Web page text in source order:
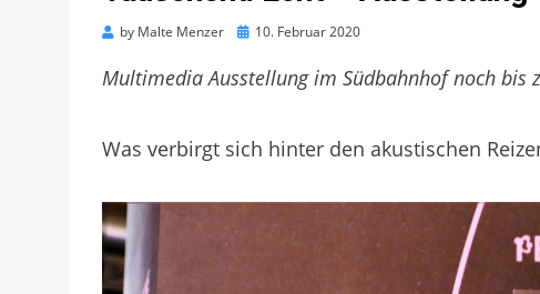
by Malte Menzer
Posted10. Februar 2020
Multimedia Ausstellung im Südbahnhof noch bis
Was verbirgt sich hinter den akustischen